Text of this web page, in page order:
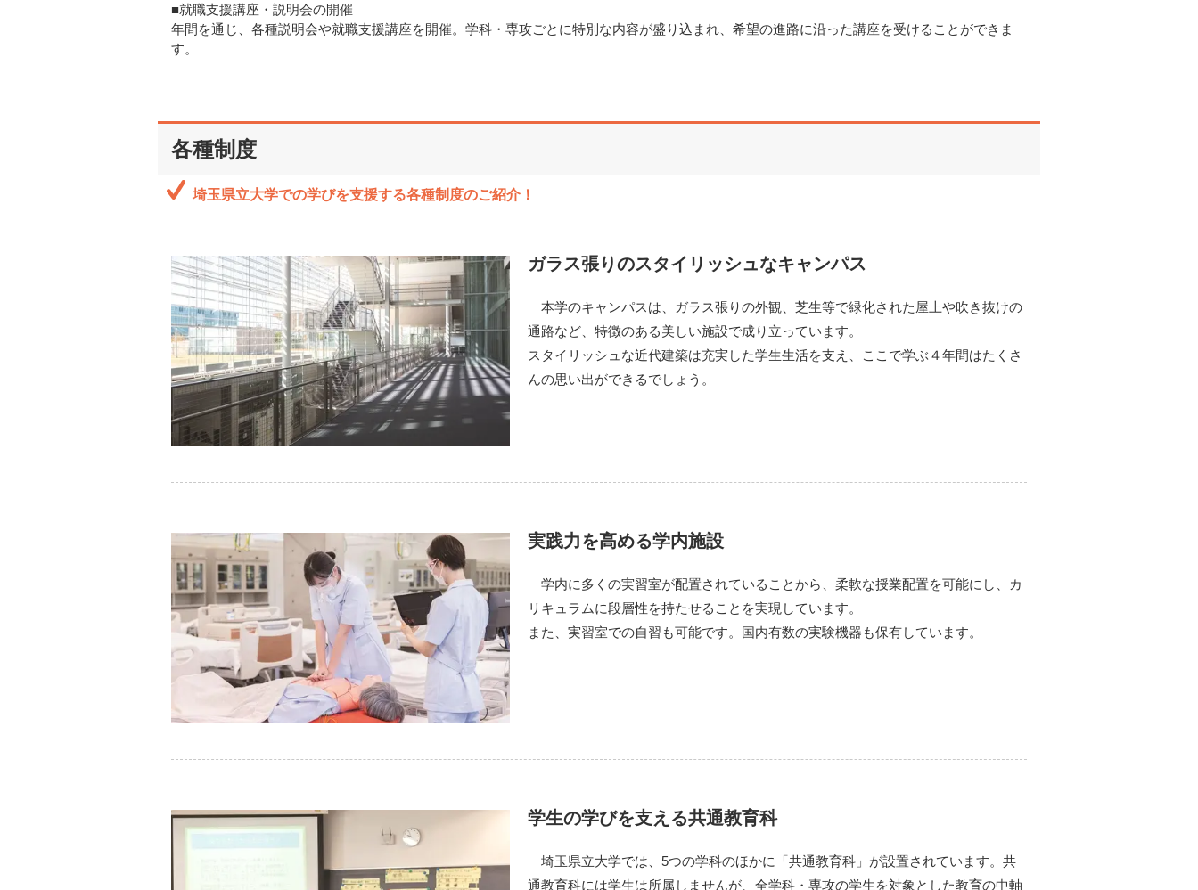
■就職支援講座・説明会の開催
年間を通じ、各種説明会や就職支援講座を開催。学科・専攻ごとに特別な内容が盛り込まれ、希望の進路に沿った講座を受けることができま
す。
各種制度
埼玉県立大学での学びを支援する各種制度のご紹介！
ガラス張りのスタイリッシュなキャンパス
本学のキャンパスは、ガラス張りの外観、芝生等で緑化された屋上や吹き抜けの
通路など、特徴のある美しい施設で成り立っています。
スタイリッシュな近代建築は充実した学生生活を支え、ここで学ぶ４年間はたくさ
んの思い出ができるでしょう。
実践力を高める学内施設
学内に多くの実習室が配置されていることから、柔軟な授業配置を可能にし、カ
リキュラムに段層性を持たせることを実現しています。
また、実習室での自習も可能です。国内有数の実験機器も保有しています。
学生の学びを支える共通教育科
埼玉県立大学では、5つの学科のほかに「共通教育科」が設置されています。共
通教育科には学生は所属しませんが、全学科・専攻の学生を対象とした教育の中軸